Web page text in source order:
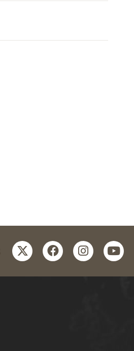
twitterfacebookinstagram